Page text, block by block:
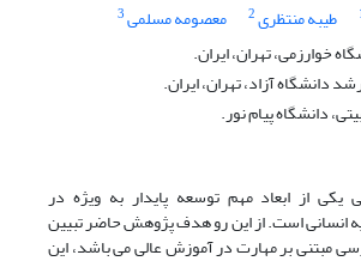
طیبه منتظری2 معصومه مسلمی3
خوارزمی، تهران، ایران.
دانشگاه آزاد، تهران، ایران.
دانشگاه پیام نور.
یکی از ابعاد مهم توسعه پایدار به ویژه در
انسانی است. از این رو هدف پژوهش حاضر تبیین
مبتنی بر مهارت در آموزش عالی می باشد، این